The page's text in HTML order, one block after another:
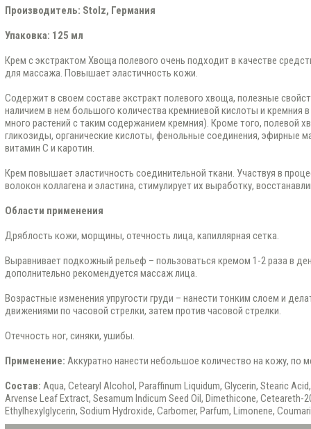
Производитель: Stolz, Германия
Упаковка: 125 мл
Крем с экстрактом Хвоща полевого очень подходит в качестве
для массажа. Повышает эластичность кожи.
Содержит в своем составе экстракт полевого хвоща, полезные
наличием в нем большого количества кремниевой кислоты и кремния
много растений с таким содержанием кремния). Кроме того, полевой
гликозиды, органические кислоты, фенольные соединения, эфирные
витамин С и каротин.
Крем повышает эластичность соединительной ткани. Участвуя в
волокон коллагена и эластина, стимулирует их выработку,
Области применения
Дряблость кожи, морщины, отечность лица, капиллярная сетка.
Выравнивает подкожный рельеф – пользоваться кремом 1-2 раза в
дополнительно рекомендуется массаж лица.
Возрастные изменения упругости груди – нанести тонким слоем и
движениями по часовой стрелки, затем против часовой стрелки.
Отечность ног, синяки, ушибы.
Применение: Аккуратно нанести небольшое количество на кожу, по
Состав: Aqua, Cetearyl Alcohol, Paraffinum Liquidum, Glycerin, Stearic
Arvense Leaf Extract, Sesamum Indicum Seed Oil, Dimethicone, Ceteareth-
Ethylhexylglycerin, Sodium Hydroxide, Carbomer, Parfum, Limonene,